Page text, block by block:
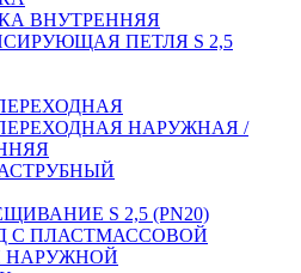
ВНУТРЕННЯЯ
ПЕТЛЯ S 2,5
НАРУЖНАЯ /
S 2,5 (PN20)
С ПЛАСТМАССОВОЙ
НАРУЖНОЙ